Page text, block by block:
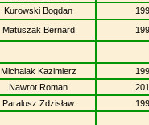
Kurowski Bogdan
Matuszak Bernard
Michalak Kazimierz
Nawrot Roman
Paralusz Zdzisław